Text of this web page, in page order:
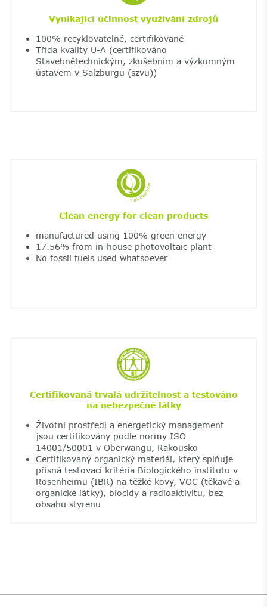
Vynikající účinnost využívání zdrojů
100% recyklovatelné, certifikované
Třída kvality U-A (certifikováno
Stavebnětechnickým, zkušebním a výzkumným
ústavem v Salzburgu (szvu))
Clean energy for clean products
manufactured using 100% green energy
17.56% from in-house photovoltaic plant
No fossil fuels used whatsoever
Certifikovaná trvalá udržitelnost a testováno
na nebezpečné látky
Životní prostředí a energetický management
jsou certifikovány podle normy ISO
14001/50001 v Oberwangu, Rakousko
Certifikovaný organický materiál, který splňuje
přísná testovací kritéria Biologického institutu v
Rosenheimu (IBR) na těžké kovy, VOC (těkavé a
organické látky), biocidy a radioaktivitu, bez
obsahu styrenu